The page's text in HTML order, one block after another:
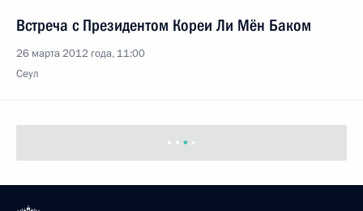
Встреча с Президентом Кореи Ли Мён Баком
26 марта 2012 года, 11:00
Сеул